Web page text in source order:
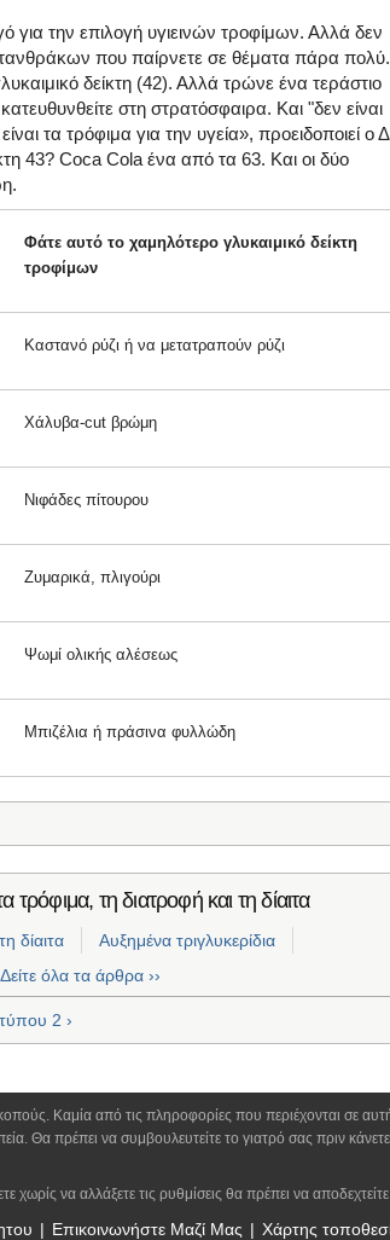
για την επιλογή υγιεινών τροφίμων. Αλλά δεν
που παίρνετε σε θέματα πάρα πολύ.
δείκτη (42). Αλλά τρώνε ένα τεράστιο
στη στρατόσφαιρα. Και "δεν είναι
τα τρόφιμα για την υγεία», προειδοποιεί ο
43? Coca Cola ένα από τα 63. Και οι δύο
Φάτε αυτό το χαμηλότερο γλυκαιμικό δείκτη
τροφίμων
Καστανό ρύζι ή να μετατραπούν ρύζι
Χάλυβα-cut βρώμη
Νιφάδες πίτουρου
Ζυμαρικά, πλιγούρι
Ψωμί ολικής αλέσεως
Μπιζέλια ή πράσινα φυλλώδη
τη διατροφή και τη δίαιτα
δίαιτα
Αυξημένα τριγλυκερίδια
Δείτε όλα τα άρθρα ››
2 ›
Καμία από τις πληροφορίες που περιέχονται σε
Θα πρέπει να συμβουλευτείτε το γιατρό σας πριν
χωρίς να αλλάξετε τις ρυθμίσεις θα πρέπει να
Επικοινωνήστε Μαζί Μας Χάρτης